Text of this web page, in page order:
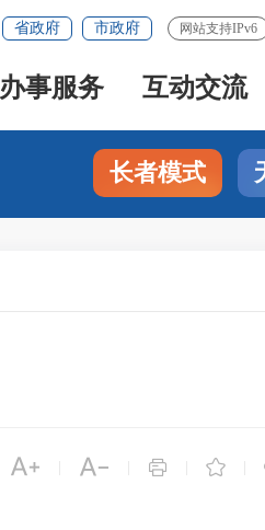
省政府 市政府 网站支持IPv6
办事服务 互动交流
长者模式
   